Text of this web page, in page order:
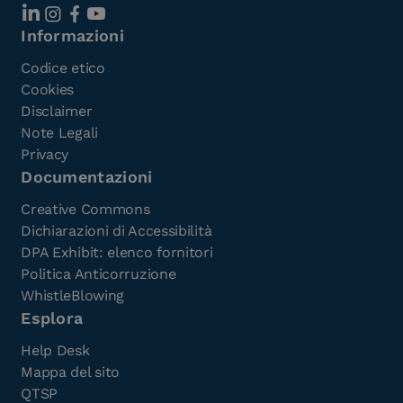
Informazioni
Codice etico
Cookies
Disclaimer
Note Legali
Privacy
Documentazioni
Creative Commons
Dichiarazioni di Accessibilità
DPA Exhibit: elenco fornitori
Politica Anticorruzione
WhistleBlowing
Esplora
Help Desk
Mappa del sito
QTSP